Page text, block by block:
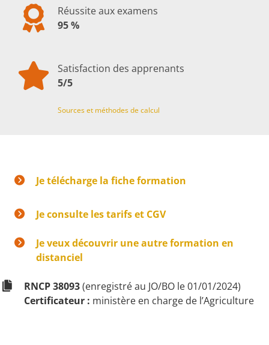
Réussite aux examens
95 %
Satisfaction des apprenants
5/5
Sources et méthodes de calcul
Je télécharge la fiche formation
Je consulte les tarifs et CGV
Je veux découvrir une autre formation en
distanciel
RNCP 38093(enregistré au JO/BO le 01/01/2024)
Certificateur : ministère en charge de l’Agriculture